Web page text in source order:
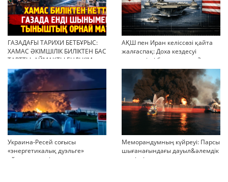
ГАЗАДАҒЫ ТАРИХИ БЕТБҰРЫС:
ХАМАС ӘКІМШІЛІК БИЛІКТЕН БАС
ТАРТТЫ. АЙМАҚТЫ ЕНДІ КІМ
БАСҚАРАДЫ?
АҚШ пен Иран келіссөзі қайта
жалғаспақ: Доха кездесуі
шиеленісті бәсеңдете ме?
Украина-Ресей соғысы
«энергетикалық дуэльге»
айналып кетті
Меморандумның күйреуі: Парсы
шығанағындағы дауыл&әлемдік
тәртіптің сын сағаты соғып тұр